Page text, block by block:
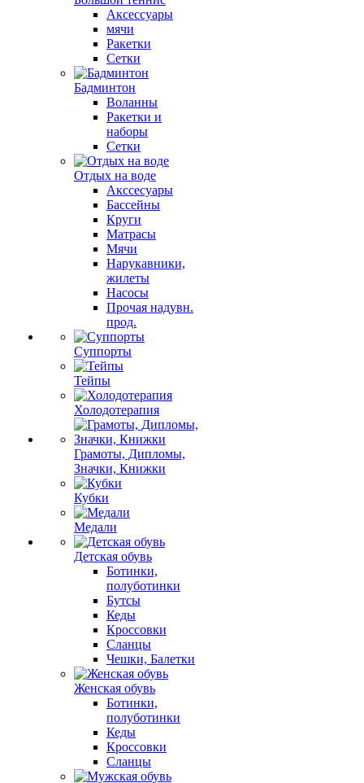
Аксессуары
мячи
Ракетки
Сетки
Бадминтон
Воланны
Ракетки и
наборы
Сетки
Отдых на воде
Акссесуары
Бассейны
Круги
Матрасы
Мячи
Нарукавники,
жилеты
Насосы
Прочая надувн.
прод.
Суппорты
Тейпы
Холодотерапия
Грамоты, Дипломы,
Значки, Книжки
Кубки
Медали
Детская обувь
Ботинки,
полуботинки
Бутсы
Кеды
Кроссовки
Сланцы
Чешки, Балетки
Женская обувь
Ботинки,
полуботинки
Кеды
Кроссовки
Сланцы